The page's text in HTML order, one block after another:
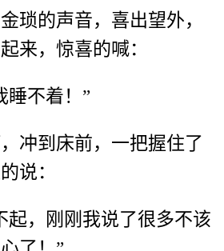
琐的声音，喜出望外，
来，惊喜的喊：
睡不着！”
冲到床前，一把握住了
说：
起，刚刚我说了很多不该